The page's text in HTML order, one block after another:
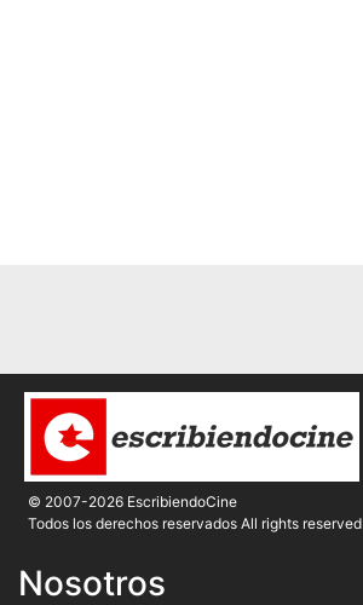
© 2007-2026 EscribiendoCine
Todos los derechos reservados All rights reserved
Nosotros